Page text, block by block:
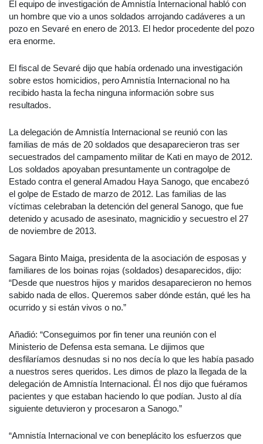
El equipo de investigación de Amnistía Internacional habló con
un hombre que vio a unos soldados arrojando cadáveres a un
pozo en Sevaré en enero de 2013. El hedor procedente del pozo
era enorme.
El fiscal de Sevaré dijo que había ordenado una investigación
sobre estos homicidios, pero Amnistía Internacional no ha
recibido hasta la fecha ninguna información sobre sus
resultados.
La delegación de Amnistía Internacional se reunió con las
familias de más de 20 soldados que desaparecieron tras ser
secuestrados del campamento militar de Kati en mayo de 2012.
Los soldados apoyaban presuntamente un contragolpe de
Estado contra el general Amadou Haya Sanogo, que encabezó
el golpe de Estado de marzo de 2012. Las familias de las
víctimas celebraban la detención del general Sanogo, que fue
detenido y acusado de asesinato, magnicidio y secuestro el 27
de noviembre de 2013.
Sagara Binto Maiga, presidenta de la asociación de esposas y
familiares de los boinas rojas (soldados) desaparecidos, dijo:
“Desde que nuestros hijos y maridos desaparecieron no hemos
sabido nada de ellos. Queremos saber dónde están, qué les ha
ocurrido y si están vivos o no.”
Añadió: “Conseguimos por fin tener una reunión con el
Ministerio de Defensa esta semana. Le dijimos que
desfilaríamos desnudas si no nos decía lo que les había pasado
a nuestros seres queridos. Les dimos de plazo la llegada de la
delegación de Amnistía Internacional. Él nos dijo que fuéramos
pacientes y que estaban haciendo lo que podían. Justo al día
siguiente detuvieron y procesaron a Sanogo.”
“Amnistía Internacional ve con beneplácito los esfuerzos que